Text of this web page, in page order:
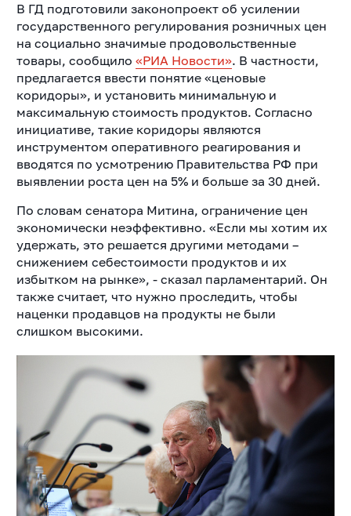
В ГД подготовили законопроект об усилении
государственного регулирования розничных цен
на социально значимые продовольственные
товары, сообщило «РИА Новости». В частности,
предлагается ввести понятие «ценовые
коридоры», и установить минимальную и
максимальную стоимость продуктов. Согласно
инициативе, такие коридоры являются
инструментом оперативного реагирования и
вводятся по усмотрению Правительства РФ при
выявлении роста цен на 5% и больше за 30 дней.
По словам сенатора Митина, ограничение цен
экономически неэффективно. «Если мы хотим их
удержать, это решается другими методами –
снижением себестоимости продуктов и их
избытком на рынке», - сказал парламентарий. Он
также считает, что нужно проследить, чтобы
наценки продавцов на продукты не были
слишком высокими.